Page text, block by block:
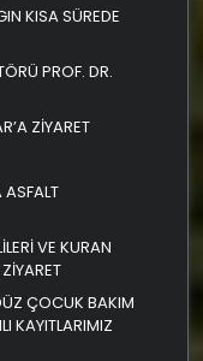
KISA SÜREDE
PROF. DR.
ZİYARET
ASFALT
VE KURAN
ÇOCUK BAKIM
KAYITLARIMIZ